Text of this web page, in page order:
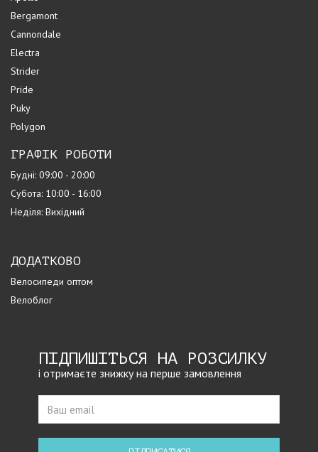
Bergamont
Cannondale
Electra
Strider
Pride
Puky
Polygon
ГРАФІК РОБОТИ
Будні: 09:00 - 20:00
Субота: 10:00 - 16:00
Неділя: Вихідний
ДОДАТКОВО
Велосипеди оптом
Велоблог
ПІДПИШІТЬСЯ НА РОЗСИЛКУ
і отримаєте знижку на перше замовлення